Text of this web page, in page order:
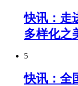
快讯：走
多样化之
5
快讯：全